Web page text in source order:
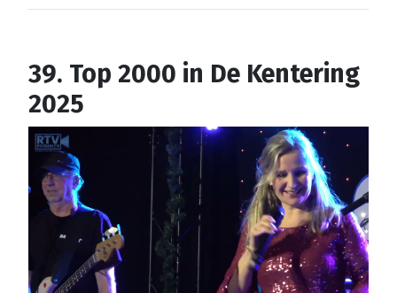
39. Top 2000 in De Kentering
2025